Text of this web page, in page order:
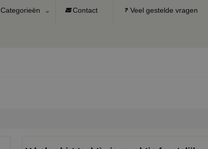
Categorieën Contact Veel gestelde vragen